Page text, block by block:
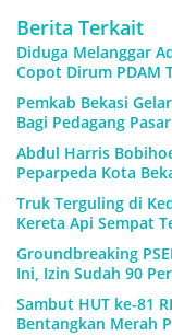
Berita Terkait
Diduga Melanggar
Copot Dirum PDAM
Pemkab Bekasi
Bagi Pedagang
Abdul Harris
Peparpeda Kota
Truk Terguling di
Kereta Api Sempat
Groundbreaking
Ini, Izin Sudah 90
Sambut HUT ke-81
Bentangkan Merah